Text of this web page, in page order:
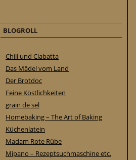
BLOGROLL
Chili und Ciabatta
Das Mädel vom Land
Der Brotdoc
Feine Köstlichkeiten
grain de sel
Homebaking – The Art of Baking
Küchenlatein
Madam Rote Rübe
Mipano – Rezeptsuchmaschine etc.